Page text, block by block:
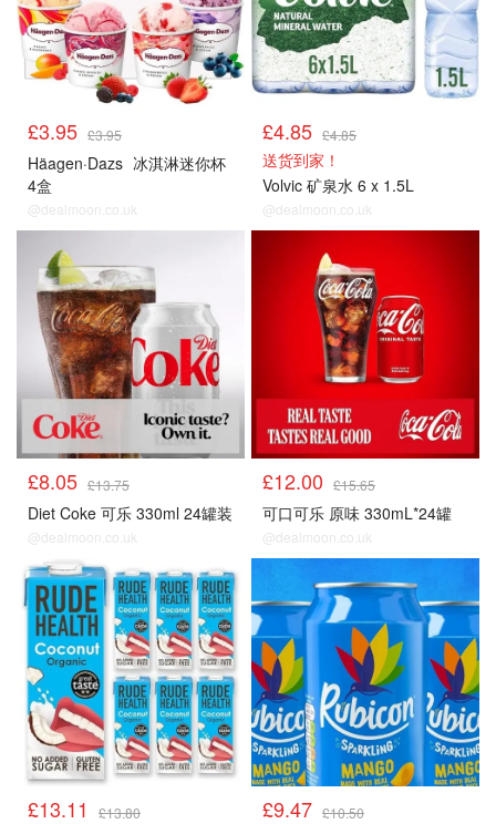
£3.95 £3.95
Häagen·Dazs 冰淇淋迷你杯
4盒
@dealmoon.co.uk
£4.85 £4.85
送货到家！
Volvic 矿泉水 6 x 1.5L
@dealmoon.co.uk
冰饮雪糕
£8.05 £13.75
Diet Coke 可乐 330ml 24罐装
@dealmoon.co.uk
£12.00 £15.65
可口可乐 原味 330mL*24罐
@dealmoon.co.uk
冰饮雪糕
£13.11 £13.80 £9.47 £10.50